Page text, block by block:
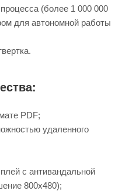
(более 1 000 000
для автономной работы
PDF;
удаленного
с антивандальной
800х480);